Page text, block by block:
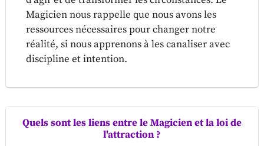
Magicien nous rappelle que nous avons les
ressources nécessaires pour changer notre
réalité, si nous apprenons à les canaliser avec
discipline et intention.
Quels sont les liens entre le Magicien et la loi de
l'attraction ?